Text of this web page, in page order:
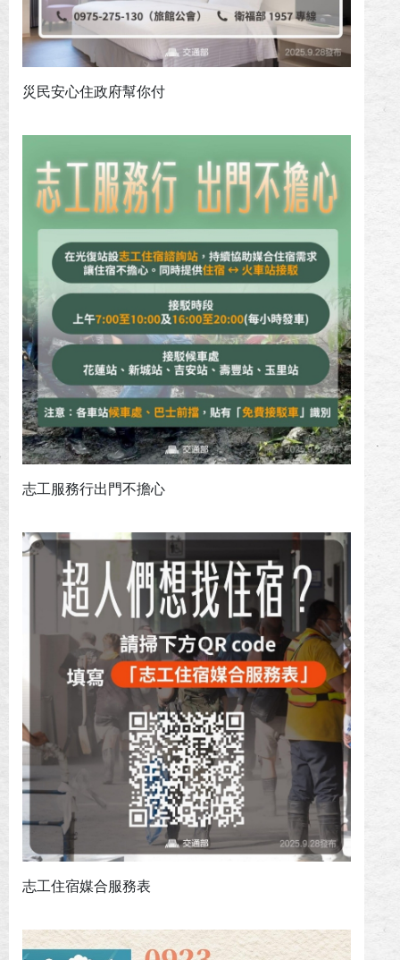
災民安心住政府幫你付
志工服務行出門不擔心
志工住宿媒合服務表